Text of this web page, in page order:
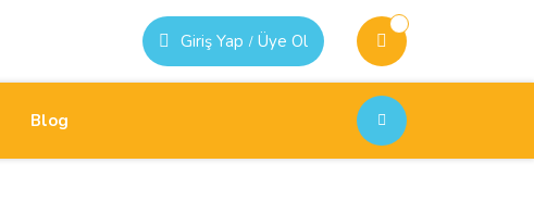
Giriş Yap / Üye Ol
Blog